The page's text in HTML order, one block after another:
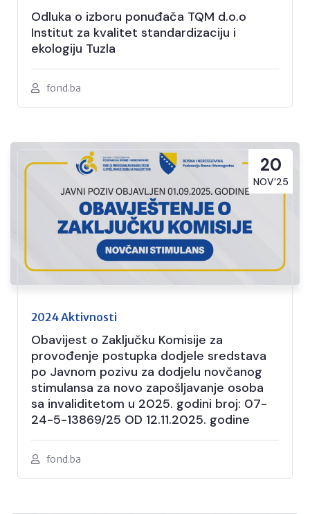
Odluka o izboru ponuđača TQM d.o.o
Institut za kvalitet standardizaciju i
ekologiju Tuzla
fond.ba
20
NOV'25
2024 Aktivnosti
Obavijest o Zaključku Komisije za
provođenje postupka dodjele sredstava
po Javnom pozivu za dodjelu novčanog
stimulansa za novo zapošljavanje osoba
sa invaliditetom u 2025. godini broj: 07-
24-5-13869/25 OD 12.11.2025. godine
fond.ba